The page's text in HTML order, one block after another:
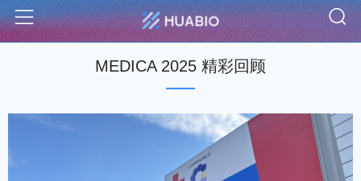
Menu
MEDICA 2025 精彩回顾